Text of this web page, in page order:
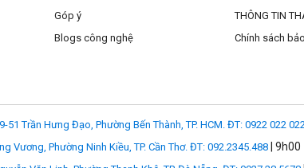
RC Motion 3
lộn trên không khó khăn với DJI RC Motion 3. Giờ
Góp ý
Blogs công nghệ
THÔNG TIN
Chính sách
51 Trần Hưng Đạo, Phường Bến Thành, TP. HCM. ĐT: 0922 022
Vương, Phường Ninh Kiều, TP. Cần Thơ. ĐT: 092.2345.488 |